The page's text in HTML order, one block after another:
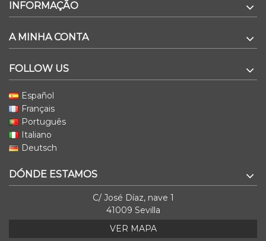
INFORMAÇÃO
A MINHA CONTA
FOLLOW US
Español
Français
Português
Italiano
Deutsch
DÓNDE ESTAMOS
C/ José Díaz, nave 1
41009 Sevilla
VER MAPA